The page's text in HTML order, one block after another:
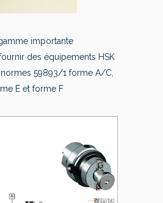
importante
des équipements HSK
59893/1 forme A/C,
E et forme F